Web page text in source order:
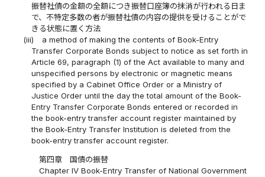
振替社債の金額の全額につき振替口座簿の抹消が行われる日ま
で、不特定多数の者が振替社債の内容の提供を受けることがで
きる状態に置く方法
(iii)
a method of making the contents of Book-Entry
Transfer Corporate Bonds subject to notice as set forth in
Article 69, paragraph (1) of the Act available to many and
unspecified persons by electronic or magnetic means
specified by a Cabinet Office Order or a Ministry of
Justice Order until the day the total amount of the Book-
Entry Transfer Corporate Bonds entered or recorded in
the book-entry transfer account register maintained by
the Book-Entry Transfer Institution is deleted from the
book-entry transfer account register.
第四章 国債の振替
Chapter IV Book-Entry Transfer of National Government